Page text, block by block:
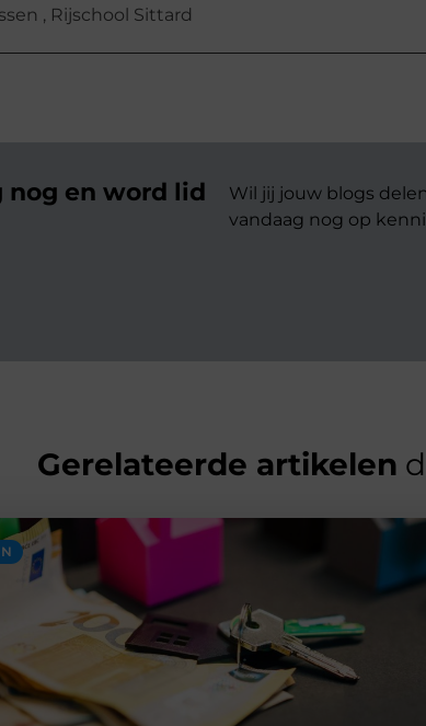
, Rijschool Sittard
nog en word lid
Wil jij jouw blogs
vandaag nog op
Gerelateerde artikelen